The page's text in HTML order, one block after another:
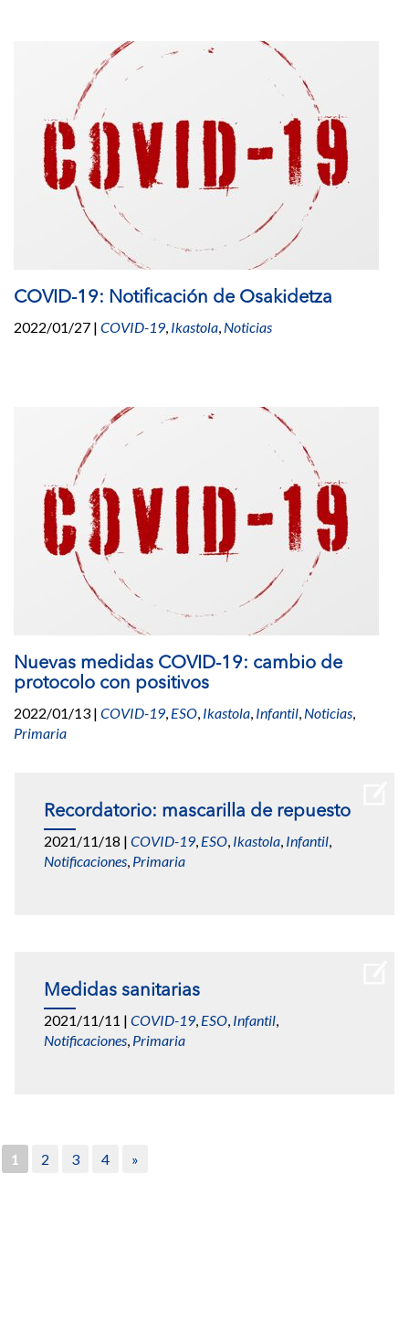
COVID-19: Notificación de Osakidetza
2022/01/27 | COVID-19, Ikastola, Noticias
Nuevas medidas COVID-19: cambio de
protocolo con positivos
2022/01/13 | COVID-19, ESO, Ikastola, Infantil, Noticias,
Primaria
Recordatorio: mascarilla de repuesto
2021/11/18 | COVID-19, ESO, Ikastola, Infantil,
Notificaciones, Primaria
Medidas sanitarias
2021/11/11 | COVID-19, ESO, Infantil,
Notificaciones, Primaria
1 2 3 4 »